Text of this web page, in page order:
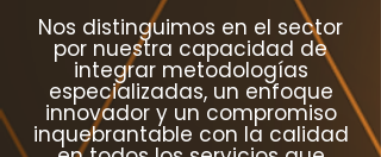
Nos distinguimos en el sector
por nuestra capacidad de
integrar metodologías
especializadas, un enfoque
innovador y un compromiso
inquebrantable con la calidad